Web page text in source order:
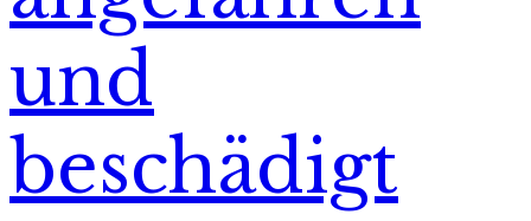
und
beschädigt